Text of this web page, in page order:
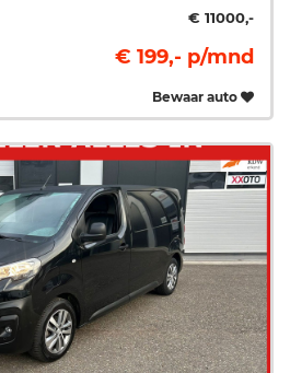
€ 11000,-
€ 199,- p/mnd
Bewaar auto